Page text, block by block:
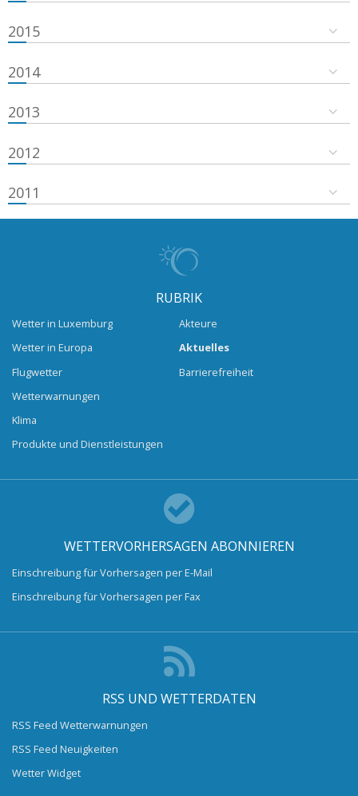
2015
2014
2013
2012
2011
RUBRIK
Wetter in Luxemburg
Wetter in Europa
Flugwetter
Wetterwarnungen
Klima
Produkte und Dienstleistungen
Akteure
Aktuelles
Barrierefreiheit
WETTERVORHERSAGEN ABONNIEREN
Einschreibung für Vorhersagen per E-Mail
Einschreibung für Vorhersagen per Fax
RSS UND WETTERDATEN
RSS Feed Wetterwarnungen
RSS Feed Neuigkeiten
Wetter Widget